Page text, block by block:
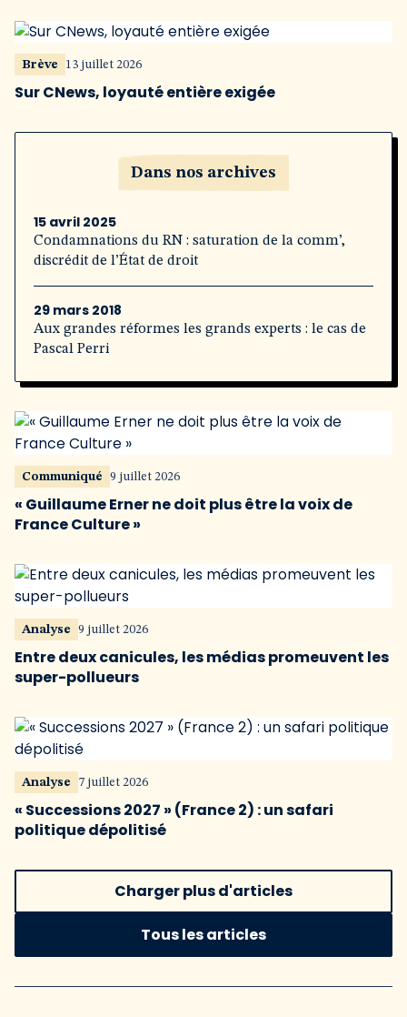
Brève 13 juillet 2026
Sur CNews, loyauté entière exigée
Dans nos archives
15 avril 2025
Condamnations du RN : saturation de la comm’,
discrédit de l’État de droit
29 mars 2018
Aux grandes réformes les grands experts : le cas de
Pascal Perri
Communiqué 9 juillet 2026
« Guillaume Erner ne doit plus être la voix de
France Culture »
Analyse 9 juillet 2026
Entre deux canicules, les médias promeuvent les
super-pollueurs
Analyse 7 juillet 2026
« Successions 2027 » (France 2) : un safari
politique dépolitisé
Charger plus d'articles
Tous les articles